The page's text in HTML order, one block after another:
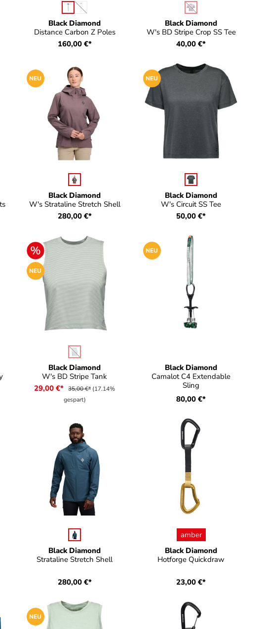
nicht verfügbar.)
Black Diamond
Distance Carbon Z Poles
Farbeauswählen
(Diese Option ist zurzeit nicht verfügbar.)
160,00 €*
Black Diamond
W's BD Stripe Crop SS Tee
auswählen
(Diese Option ist zurzeit
40,00 €*
zurzeit nicht verfügbar.)
ist zurzeit nicht verfügbar.)
NEU
Black Diamond
W's Strataline Stretch Shell
auswählen
280,00 €*
NEU
Black Diamond
W's Circuit SS Tee
Farbeauswählen
50,00 €*
NEU
Black Diamond
W's BD Stripe Tank
auswählen
(Diese Option ist zurzeit nicht verfügbar.)
29,00 €* 35,00 €* (17.14%
gespart)
NEU
Black Diamond
Camalot C4 Extendable
Sling
80,00 €*
Black Diamond
Strataline Stretch Shell
auswählen
280,00 €*
Black Diamond
Hotforge Quickdraw
Farbeauswählen
amber
23,00 €*
NEU